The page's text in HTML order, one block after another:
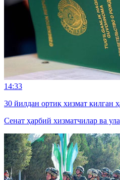
14:33
30 йилдан ортиқ хизмат қилган
Сенат ҳарбий хизматчилар ва